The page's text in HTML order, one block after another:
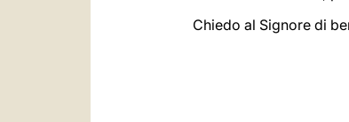
Chiedo al Signore di